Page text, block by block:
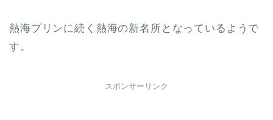
熱海プリンに続く熱海の新名所となっているようで
す。
スポンサーリンク